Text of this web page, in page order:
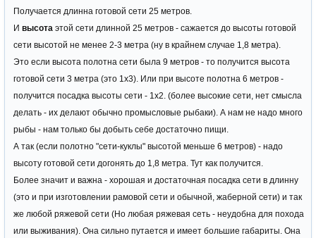
Получается длинна готовой сети 25 метров.
И высота этой сети длинной 25 метров - сажается до высоты готовой
сети высотой не менее 2-3 метра (ну в крайнем случае 1,8 метра).
Это если высота полотна сети была 9 метров - то получится высота
готовой сети 3 метра (это 1х3). Или при высоте полотна 6 метров -
получится посадка высоты сети - 1х2. (более высокие сети, нет смысла
делать - их делают обычно промысловые рыбаки). А нам не надо много
рыбы - нам только бы добыть себе достаточно пищи.
А так (если полотно "сети-куклы" высотой меньше 6 метров) - надо
высоту готовой сети догонять до 1,8 метра. Тут как получится.
Более значит и важна - хорошая и достаточная посадка сети в длинну
(это и при изготовлении рамовой сети и обычной, жаберной сети) и так
же любой ряжевой сети (Но любая ряжевая сеть - неудобна для похода
или выживания). Она сильно путается и имеет большие габариты. Она